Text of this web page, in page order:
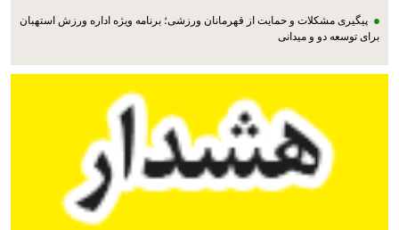
پیگیری مشکلات و حمایت از قهرمانان ورزشی؛ برنامه ویژه اداره ورزش استهبان
برای توسعه دو و میدانی